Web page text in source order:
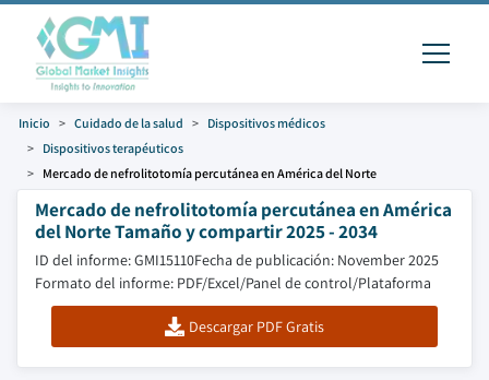
Inicio Cuidado de la salud
Dispositivos médicos
Dispositivos terapéuticos
Mercado de nefrolitotomía percutánea en América del Norte
Mercado de nefrolitotomía percutánea en América
del Norte Tamaño y compartir 2025 - 2034
ID del informe: GMI15110Fecha de publicación: November 2025
Formato del informe: PDF/Excel/Panel de control/Plataforma
Descargar PDF Gratis